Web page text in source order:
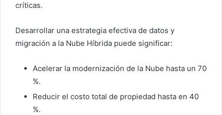
críticas.
Desarrollar una estrategia efectiva de datos y
migración a la Nube Híbrida puede significar:
Acelerar la modernización de la Nube hasta un 70
%.
Reducir el costo total de propiedad hasta en 40
%.